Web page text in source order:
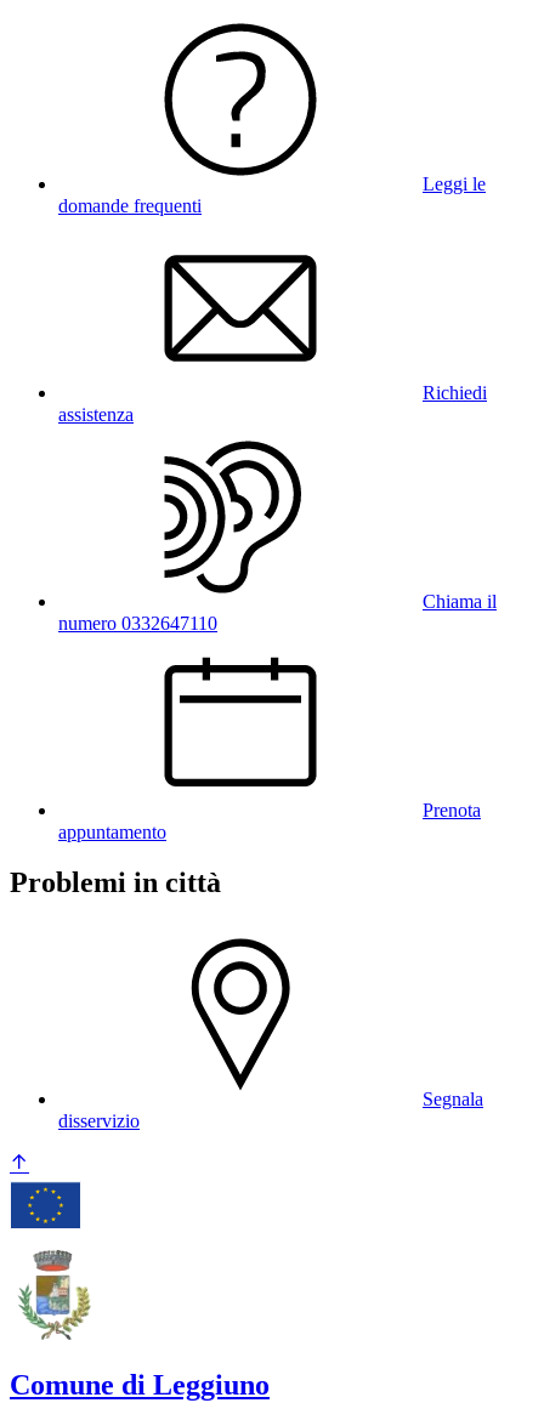
Leggi le
domande frequenti
Richiedi
assistenza
Chiama il
numero 0332647110
Prenota
appuntamento
Problemi in città
Segnala
disservizio
Comune di Leggiuno